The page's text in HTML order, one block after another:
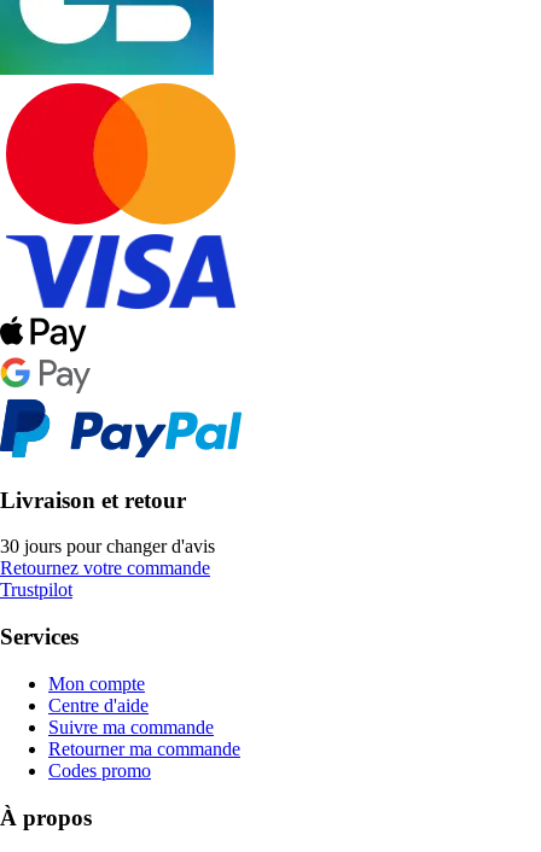
Livraison et retour
30 jours pour changer d'avis
Retournez votre commande
Trustpilot
Services
Mon compte
Centre d'aide
Suivre ma commande
Retourner ma commande
Codes promo
À propos